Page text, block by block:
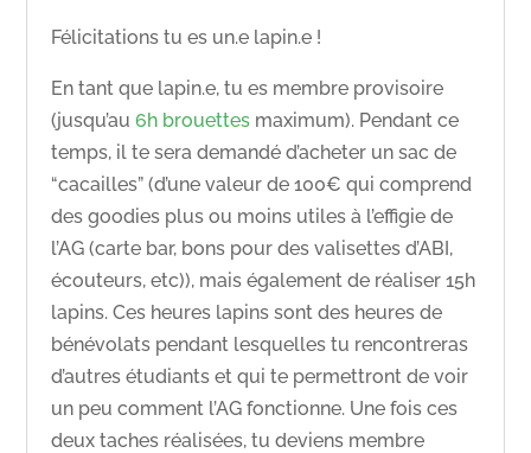
Félicitations tu es un.e lapin.e !
En tant que lapin.e, tu es membre provisoire
(jusqu’au 6h brouettes maximum). Pendant ce
temps, il te sera demandé d’acheter un sac de
“cacailles” (d’une valeur de 100€ qui comprend
desgoodies plus ou moins utiles à l’effigie de
l’AG (carte bar, bons pour des valisettes d’ABI,
écouteurs, etc)), mais également de réaliser 15h
lapins. Ces heures lapins sont des heures de
bénévolats pendant lesquelles tu rencontreras
d’autres étudiants et qui te permettront de voir
un peu comment l’AG fonctionne. Une fois ces
deux taches réalisées, tu deviens membre